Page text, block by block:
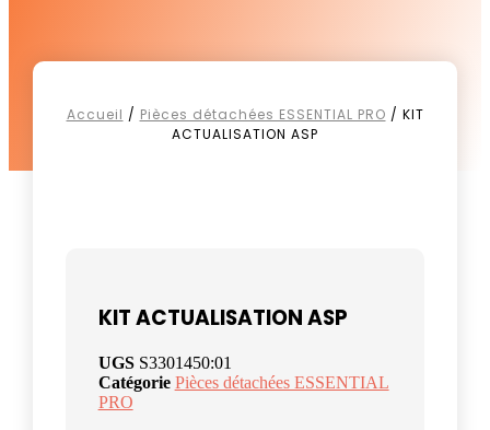
Accueil / Pièces détachées ESSENTIAL PRO / KIT
ACTUALISATION ASP
KIT ACTUALISATION ASP
UGS S3301450:01
Catégorie Pièces détachées ESSENTIAL
PRO